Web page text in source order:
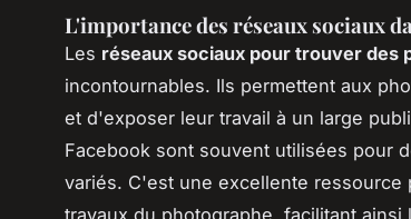
L'importance des réseaux sociaux
Les réseaux sociaux pour trouver des
incontournables. Ils permettent aux
et d'exposer leur travail à un large
Facebook sont souvent utilisées pour
variés. C'est une excellente
travaux du photographe, facilitant